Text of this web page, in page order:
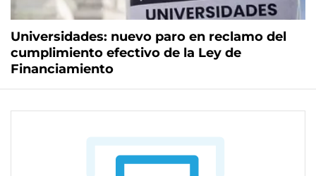
Universidades: nuevo paro en reclamo del
cumplimiento efectivo de la Ley de
Financiamiento